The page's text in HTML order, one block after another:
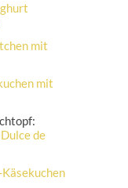
mit
mit
de